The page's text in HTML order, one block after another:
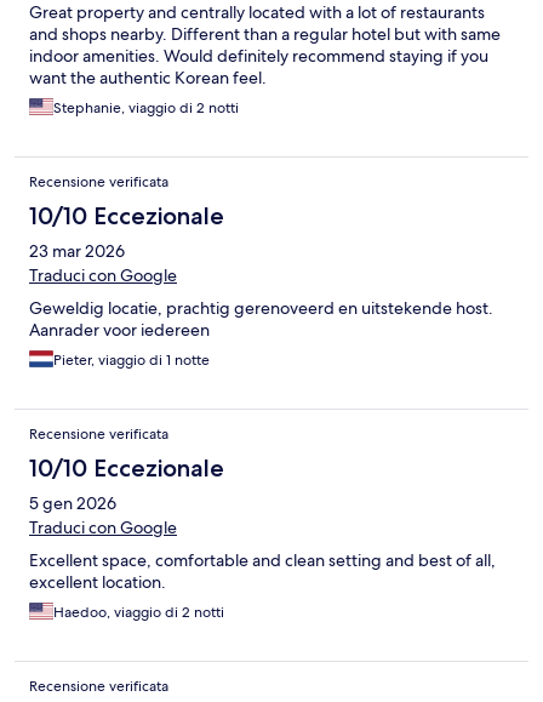
Great property and centrally located with a lot of restaurants
and shops nearby. Different than a regular hotel but with same
indoor amenities. Would definitely recommend staying if you
want the authentic Korean feel.
Stephanie, viaggio di 2 notti
Recensione verificata
10/10 Eccezionale
23 mar 2026
Traduci con Google
Geweldig locatie, prachtig gerenoveerd en uitstekende host.
Aanrader voor iedereen
Pieter, viaggio di 1 notte
Recensione verificata
10/10 Eccezionale
5 gen 2026
Traduci con Google
Excellent space, comfortable and clean setting and best of all,
excellent location.
Haedoo, viaggio di 2 notti
Recensione verificata